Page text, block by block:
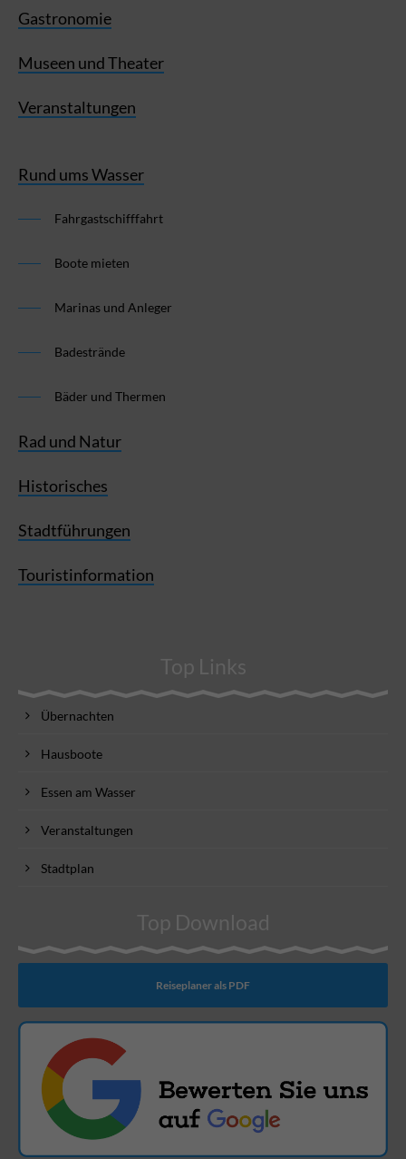
Gastronomie
Museen und Theater
Veranstaltungen
Rund ums Wasser
Fahrgastschifffahrt
Boote mieten
Marinas und Anleger
Badestrände
Bäder und Thermen
Rad und Natur
Historisches
Stadtführungen
Touristinformation
Top Links
Übernachten
Hausboote
Essen am Wasser
Veranstaltungen
Stadtplan
Top Download
Reiseplaner als PDF